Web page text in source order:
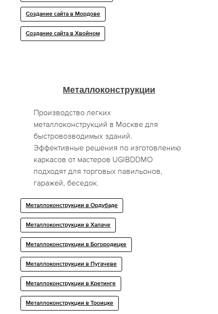
Создание сайта в Мордове
Создание сайта в Хвойном
Металлоконструкции
Производство легких
металлоконструкций в Москве для
быстровозводимых зданий.
Эффективные решения по изготовлению
каркасов от мастеров UGIBDDMO
подходят для торговых павильонов,
гаражей, беседок.
Металлоконструкции в Ордубаде
Металлоконструкции в Халаче
Металлоконструкции в Богородицке
Металлоконструкции в Пугачеве
Металлоконструкции в Кретинге
Металлоконструкции в Троицке